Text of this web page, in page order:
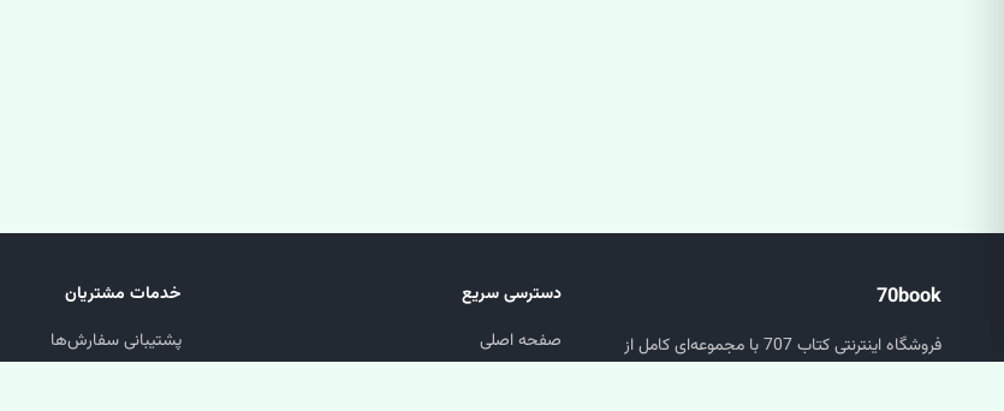
70book
فروشگاه اینترنتی کتاب 707 با مجموعه‌ای کامل از
دسترسی سریع
صفحه اصلی
خدمات مشتریان
پشتیبانی سفارش‌ها